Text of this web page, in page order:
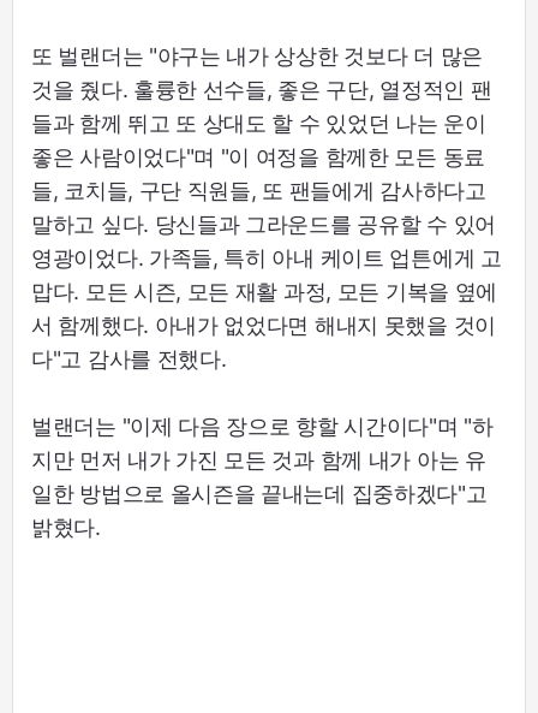
또 벌랜더는 "야구는 내가 상상한 것보다 더 많은
것을 줬다. 훌륭한 선수들, 좋은 구단, 열정적인 팬
들과 함께 뛰고 또 상대도 할 수 있었던 나는 운이
좋은 사람이었다"며 "이 여정을 함께한 모든 동료
들, 코치들, 구단 직원들, 또 팬들에게 감사하다고
말하고 싶다. 당신들과 그라운드를 공유할 수 있어
영광이었다. 가족들, 특히 아내 케이트 업튼에게 고
맙다. 모든 시즌, 모든 재활 과정, 모든 기복을 옆에
서 함께했다. 아내가 없었다면 해내지 못했을 것이
다"고 감사를 전했다.
벌랜더는 "이제 다음 장으로 향할 시간이다"며 "하
지만 먼저 내가 가진 모든 것과 함께 내가 아는 유
일한 방법으로 올시즌을 끝내는데 집중하겠다"고
밝혔다.